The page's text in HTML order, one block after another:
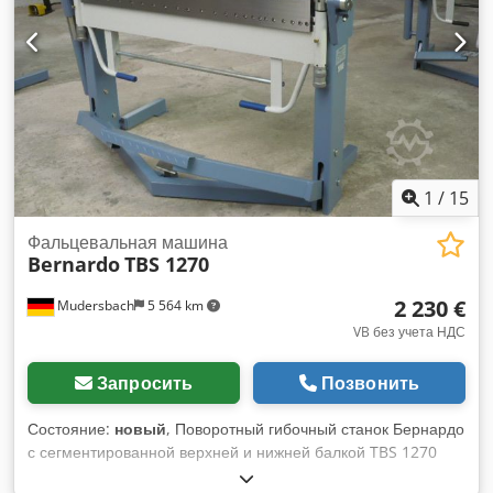
1 / 15
Mudersbach 5 564 km
Фальцевальная машина
BernardoTBS 1270
2 230 €
VB без учета НДС
Запросить Позвонить
Состояние: новый, Поворотный гибочный станок Бернардо
с сегментированной верхней и нижней балкой TBS 1270
Рабочая длина 1270 Максимальная толщина листового